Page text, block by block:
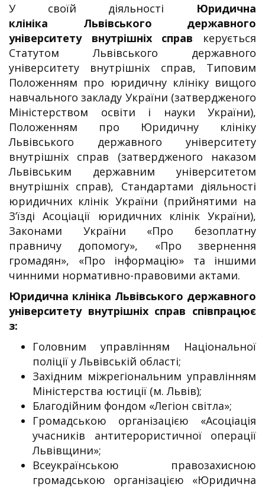
У своїй діяльності Юридична
клініка Львівського державного
університету внутрішніх справ керується
Статутом Львівського державного
університету внутрішніх справ, Типовим
Положенням про юридичну клініку вищого
навчального закладу України (затвердженого
Міністерством освіти і науки України),
Положенням про Юридичну клініку
Львівського державного університету
внутрішніх справ (затвердженого наказом
Львівським державним університетом
внутрішніх справ), Стандартами діяльності
юридичних клінік України (прийнятими на
З’їзді Асоціації юридичних клінік України),
Законами України «Про безоплатну
правничу допомогу», «Про звернення
громадян», «Про інформацію» та іншими
чинними нормативно-правовими актами.
Юридична клініка Львівського державного
університету внутрішніх справ співпрацює
з:
Головним управлінням Національної
поліції у Львівській області;
Західним міжрегіональним управлінням
Міністерства юстиції (м. Львів);
Благодійним фондом «Легіон світла»;
Громадською організацією «Асоціація
учасників антитерористичної операції
Львівщини»;
Всеукраїнською правозахисною
громадською організацією «Юридична